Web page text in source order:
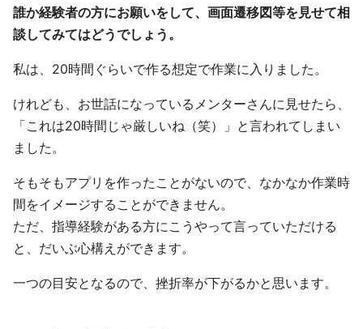
誰か経験者の方にお願いをして、画面遷移図等を見せて相
談してみてはどうでしょう。
私は、20時間ぐらいで作る想定で作業に入りました。
けれども、お世話になっているメンターさんに見せたら、
「これは20時間じゃ厳しいね（笑）」と言われてしまい
ました。
そもそもアプリを作ったことがないので、なかなか作業時
間をイメージすることができません。
ただ、指導経験がある方にこうやって言っていただける
と、だいぶ心構えができます。
一つの目安となるので、挫折率が下がるかと思います。